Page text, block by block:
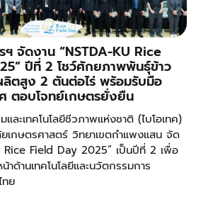
ฯ จัดงาน “NSTDA-KU Rice
ปีที่ 2 โชว์ศักยภาพพันธุ์ข้าว
ตสูง 2 ตันต่อไร่ พร้อมรับมือ
ตอบโจทย์เกษตรยั่งยืน
ละเทคโนโลยีชีวภาพแห่งชาติ (ไบโอเทค)
เกษตรศาสตร์ วิทยาเขตกำแพงแสน จัด
Rice Field Day 2025” เป็นปีที่ 2 เพื่อ
าด้านเทคโนโลยีและนวัตกรรมการ
ย